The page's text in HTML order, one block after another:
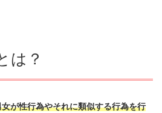
知識
は？
女が性行為やそれに類似する行為を行